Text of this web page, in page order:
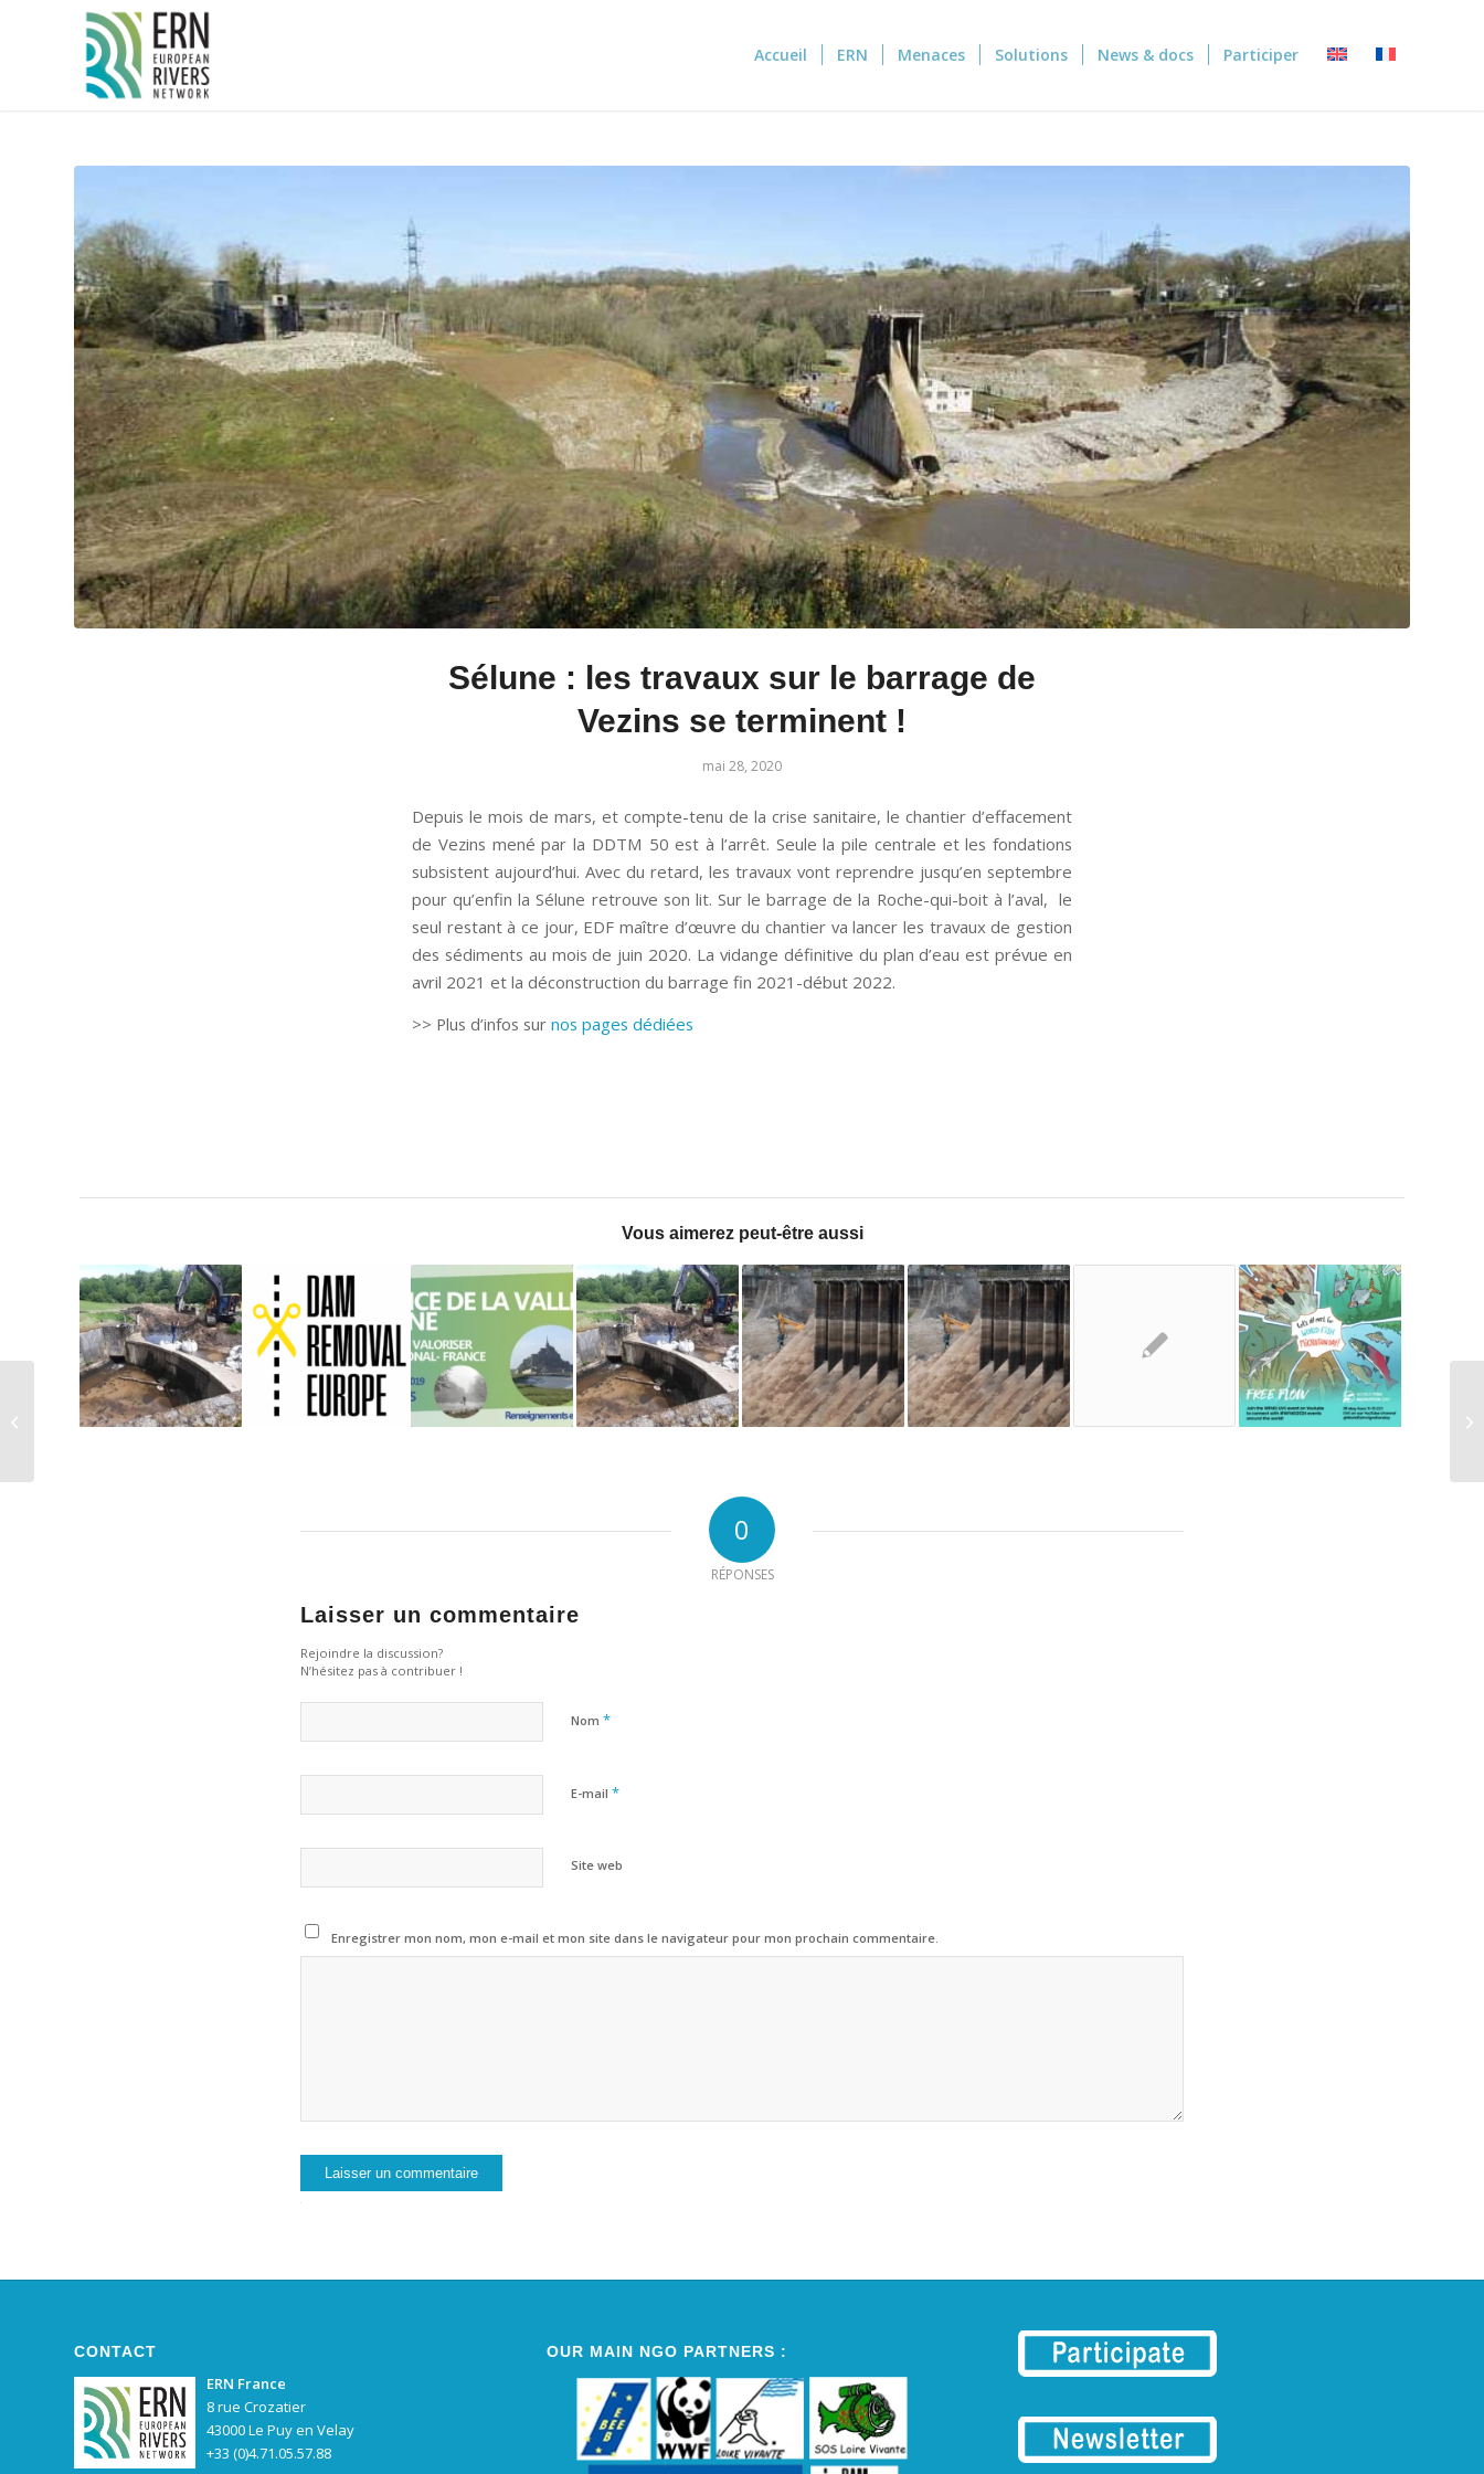
Panneau de gestion des cookies
Accueil ERN Menaces Solutions News & docs Participer
Sélune : les travaux sur le barrage de
Vezins se terminent !
mai 28, 2020
Depuis le mois de mars, et compte-tenu de la crise sanitaire, le chantier d’effacement
de Vezins mené par la DDTM 50 est à l’arrêt. Seule la pile centrale et les fondations
subsistent aujourd’hui. Avec du retard, les travaux vont reprendre jusqu’en septembre
pour qu’enfin la Sélune retrouve son lit. Sur le barrage de la Roche-qui-boit à l’aval, le
seul restant à ce jour, EDF maître d’œuvre du chantier va lancer les travaux de gestion
des sédiments au mois de juin 2020. La vidange définitive du plan d’eau est prévue en
avril 2021 et la déconstruction du barrage fin 2021-début 2022.
>> Plus d’infos sur nos pages dédiées
Vous aimerez peut-être aussi
0
RÉPONSES
Laisser un commentaire
Rejoindre la discussion?
N’hésitez pas à contribuer !
Nom *
E-mail *
Site web
Enregistrer mon nom, mon e-mail et mon site dans le navigateur pour mon prochain commentaire.
CONTACT
ERN France
8 rue Crozatier
43000 Le Puy en Velay
+33 (0)4.71.05.57.88
OUR MAIN NGO PARTNERS :
L’Europe dévoile sa
stratégie Biodiversité